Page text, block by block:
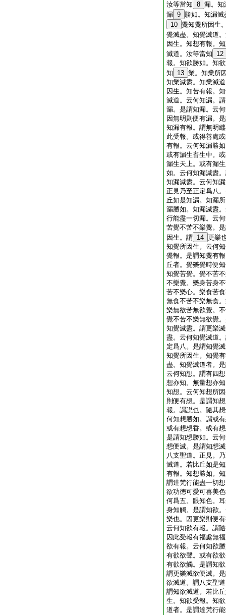
汝等當知 8 漏。知
漏 9 勝如。知漏
10 覺知覺所因生
覺滅盡。知覺滅道
因生。知想有報。
滅道。汝等當知
12
報。知欲勝如。知
知
13 業。知業所
知業滅盡。知業滅
因生。知苦有報。
滅道。云何知漏。
漏。是謂知漏。云
因無明則便有漏。
知漏有報。謂無明
此受報。或得善處
有報。云何知漏勝
或有漏生畜生中。
漏生天上。或有漏
如。云何知漏滅盡
知漏滅盡。云何知
正見乃至正定爲八
丘如是知漏。知漏
漏勝如。知漏滅盡
行能盡一切漏。云
苦覺不苦不樂覺。
因生。謂 14 更樂
知覺所因生。云何
覺報。是謂知覺有
丘者。覺樂覺時便
知覺苦覺。覺不苦
不樂覺。樂身苦身
苦不樂心。樂食苦
無食不苦不樂無食
樂無欲苦無欲覺。
覺不苦不樂無欲覺
知覺滅盡。謂更樂
盡。云何知覺滅道
定爲八。是謂知覺
知覺所因生。知覺
盡。知覺滅道者。
云何知想。謂有四
想亦知。無量想亦
知想。云何知想所
則便有想。是謂知
報。謂説也。隨其
何知想勝如。謂或
或有想想香。或有
是謂知想勝如。云
想便滅。是謂知想
八支聖道。正見。
滅道。若比丘如是
有報。知想勝如。
謂達梵行能盡一切
欲功徳可愛可喜美
何爲五。眼知色。
身知觸。是謂知欲
樂也。因更樂則便
云何知欲有報。謂
因此受報有福處無
欲有報。云何知欲
有欲欲聲。或有欲
有欲欲觸。是謂知
謂更樂滅欲便滅。
欲滅道。謂八支聖
謂知欲滅道。若比
生。知欲受報。知
道者。是謂達梵行